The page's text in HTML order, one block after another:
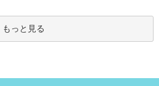
もっと見る